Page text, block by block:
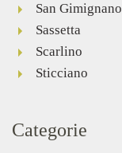
San Gimignano
Sassetta
Scarlino
Sticciano
Categorie